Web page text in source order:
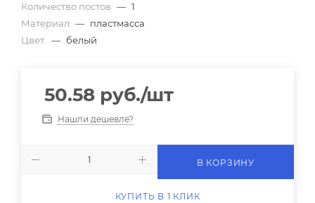
Количество постов — 1
Материал — пластмасса
Цвет.
— белый
50.58 руб./шт
Нашли дешевле?
В КОРЗИНУ
КУПИТЬ В 1 КЛИК